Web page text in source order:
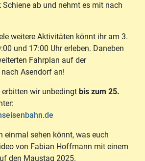
ab und nehmt es mit nach
weitere Aktivitäten könnt ihr am 3.
und 17:00 Uhr erleben. Daneben
Fahrplan auf der
Asendorf an!
erbitten wir unbedingt bis zum 25.
einmal sehen könnt, was euch
von Fabian Hoffmann mit einem
den Maustag 2025.